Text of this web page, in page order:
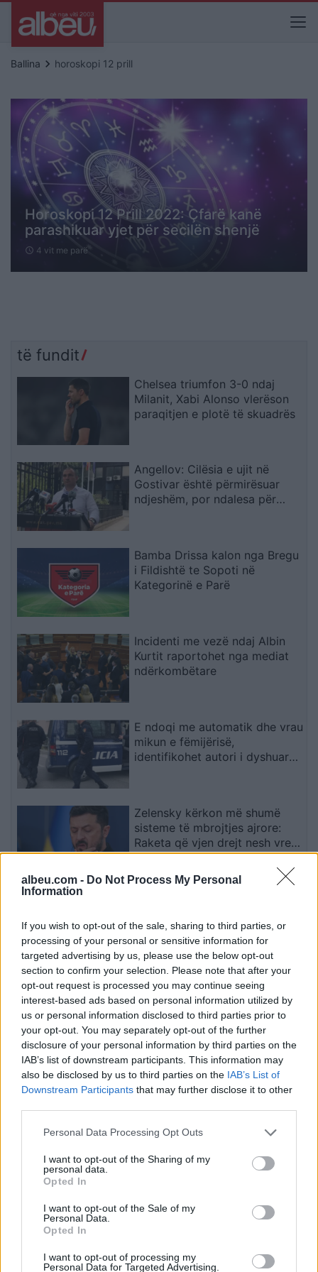
albeu.com - Do Not Process My Personal
Information
If you wish to opt-out of the sale, sharing to third parties, or
processing of your personal or sensitive information for
targeted advertising by us, please use the below opt-out
section to confirm your selection. Please note that after your
opt-out request is processed you may continue seeing
interest-based ads based on personal information utilized by
us or personal information disclosed to third parties prior to
your opt-out. You may separately opt-out of the further
disclosure of your personal information by third parties on the
IAB’s list of downstream participants. This information may
also be disclosed by us to third parties on the IAB’s List of
Downstream Participants that may further disclose it to other
Personal Data Processing Opt Outs
I want to opt-out of the Sharing of my
personal data.
Opted In
I want to opt-out of the Sale of my
Personal Data.
Opted In
I want to opt-out of processing my
Personal Data for Targeted Advertising.
Ballina keyboard_arrow_right horoskopi 12 prill
Horoskopi 12 Prill 2022: Çfarë kanë
parashikuar yjet për secilën shenjë
schedule 4 vit me parë
të fundit
Chelsea triumfon 3-0 ndaj
Milanit, Xabi Alonso vlerëson
paraqitjen e plotë të skuadrës
Angellov: Cilësia e ujit në
Gostivar është përmirësuar
ndjeshëm, por ndalesa për
Bamba Drissa kalon nga Bregu
i Fildishtë te Sopoti në
Kategorinë e Parë
Incidenti me vezë ndaj Albin
Kurtit raportohet nga mediat
ndërkombëtare
E ndoqi me automatik dhe vrau
mikun e fëmijërisë,
identifikohet autori i dyshuar
Zelensky kërkon më shumë
sisteme të mbrojtjes ajrore:
Raketa që vjen drejt nesh vret
njerëz
i jep shoferit?
Esim for USA|Esim for Italy| Esim for Spain|Esim